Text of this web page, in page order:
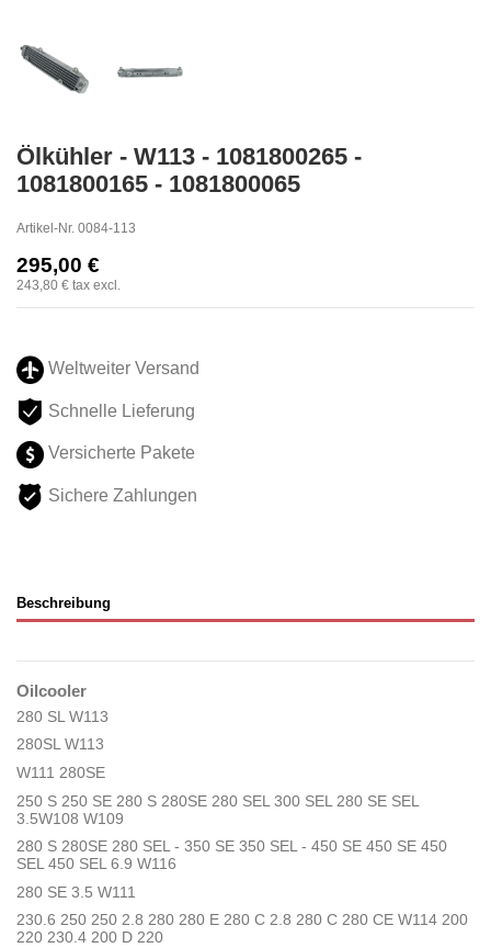
Ölkühler - W113 - 1081800265 -
1081800165 - 1081800065
Artikel-Nr. 0084-113
295,00 €
243,80 € tax excl.
Weltweiter Versand
Schnelle Lieferung
Versicherte Pakete
Sichere Zahlungen
Beschreibung
Oilcooler
280 SL W113
280SL W113
W111 280SE
250 S 250 SE 280 S 280SE 280 SEL 300 SEL 280 SE SEL
3.5W108 W109
280 S 280SE 280 SEL - 350 SE 350 SEL - 450 SE 450 SE 450
SEL 450 SEL 6.9 W116
280 SE 3.5 W111
230.6 250 250 2.8 280 280 E 280 C 2.8 280 C 280 CE W114 200
220 230.4 200 D 220